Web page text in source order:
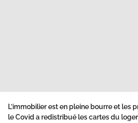
L’immobilier est en pleine bourre et les
le Covid a redistribué les cartes du